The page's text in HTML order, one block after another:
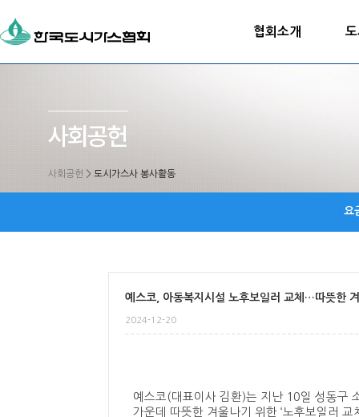
협회소개
사회공헌 > 도시가스사 봉사활동
요
예스코, 아동복지시설 노후보일러 교체…따뜻한
2024-12-20
예스코(대표이사 김환)는 지난 10일 성동구
가운데 따뜻한 겨울나기 위한 ‘노후보일러